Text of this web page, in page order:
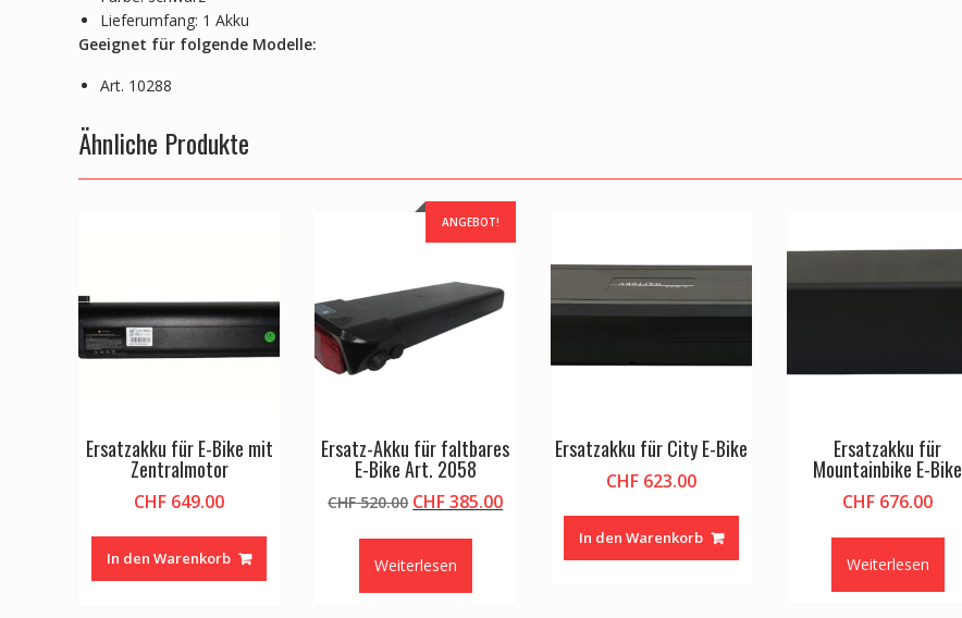
Lieferumfang: 1 Akku
Geeignet für folgende Modelle:
Art. 10288
Ähnliche Produkte
Ersatzakku für E-Bike mit
Zentralmotor
CHF 649.00
In den Warenkorb
ANGEBOT!
Ersatz-Akku für faltbares
E-Bike Art. 2058
CHF520.00 Ursprünglicher
CHF 520.00
CHF385.00Aktueller
Weiterlesen
Ersatzakku für City E-Bike
CHF 623.00
In den Warenkorb
Ersatzakku für
Mountainbike E-Bike
CHF 676.00
Weiterlesen